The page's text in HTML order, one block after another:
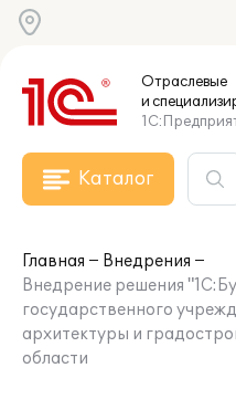
Отраслевые
и
Каталог
Главная
Внедрения
Внедрение решения
государственного
архитектуры и
области